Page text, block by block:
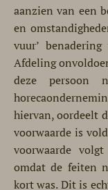
aanzien van een
en
vuur’
Afdeling
deze persoon
hiervan, oordeelt
voorwaarde is
voorwaarde
omdat de feiten
kort was. Dit is